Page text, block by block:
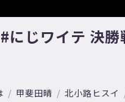
にじワイテ 決
甲斐田晴 北小路ヒスイ